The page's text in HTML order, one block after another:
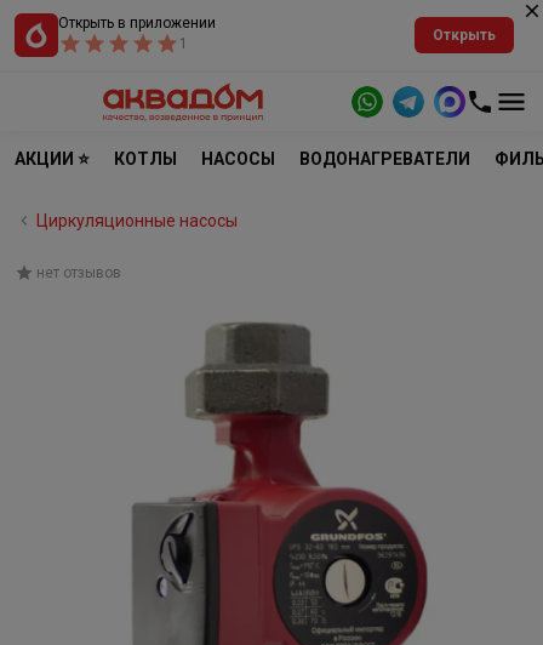
Открыть в приложении
1
Открыть
АКЦИИ ⭐ КОТЛЫ НАСОСЫ ВОДОНАГРЕВАТЕЛИ
Циркуляционные насосы
нет отзывов